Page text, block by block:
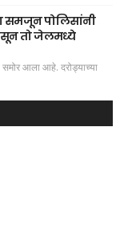
समजून पोलिसांनी
तो जेलमध्ये
आला आहे. दरोड्याच्या